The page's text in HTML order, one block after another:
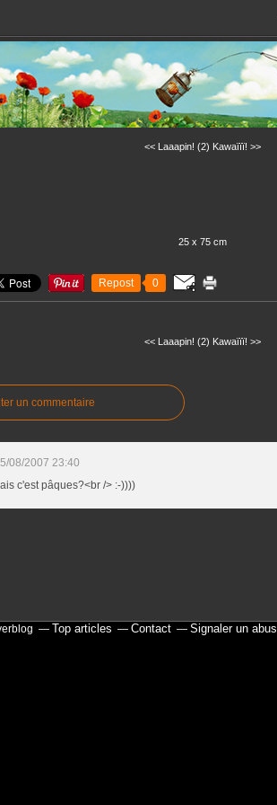
<< Laaapin! (2) Kawaïïï! >>
25 x 75 cm
Repost 0
<< Laaapin! (2) Kawaïïï! >>
un commentaire
08/2007 23:40
c'est pâques?<br /> :-))))
Top articles Contact Signaler un abus